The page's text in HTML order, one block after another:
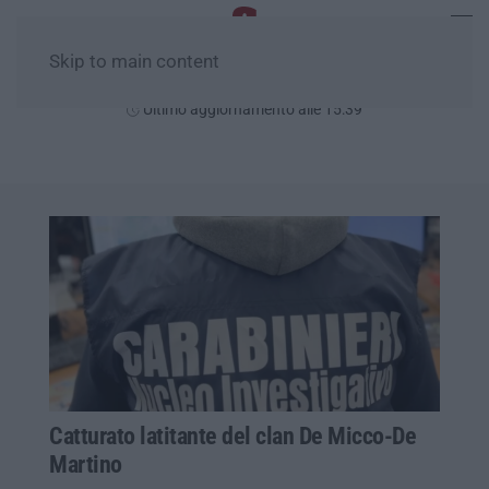
Skip to main content
Ultimo aggiornamento alle 15:39
Catturato latitante del clan De Micco-De
Martino